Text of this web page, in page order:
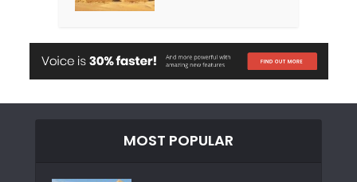
MOST POPULAR